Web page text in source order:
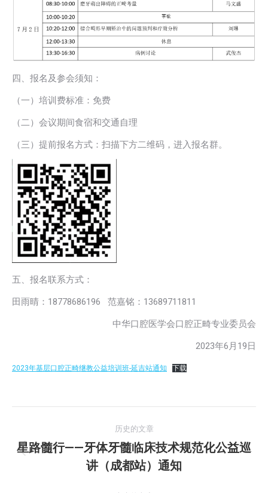
四、报名及参会须知：
（一）培训费标准：免费
（二）会议期间食宿和交通自理
（三）提前报名方式：扫描下方二维码，进入报名群。
五、报名联系方式：
田雨晴：18778686196 范嘉铭：13689711811
中华口腔医学会口腔正畸专业委员会
2023年6月19日
2023年基层口腔正畸继教公益培训班-延吉站通知 下载
章
历史的文章
历
史
星路髓行——牙体牙髓临床技术规范化公益巡
讲（成都站）通知